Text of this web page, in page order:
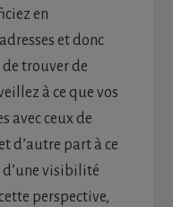
en
et donc
de trouver de
à ce que vos
avec ceux de
d’autre part à ce
d’une visibilité
perspective,